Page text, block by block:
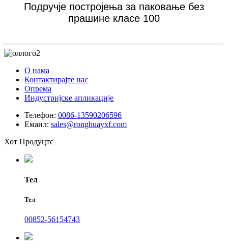
Подручје постројења за паковање без
прашине класе 100
О нама
Контактирајте нас
Опрема
Индустријске апликације
Телефон: 0086-13590206596
Емаил: sales@ronghuayxf.com
Хот Продуцтс
Тел
Тел
00852-56154743